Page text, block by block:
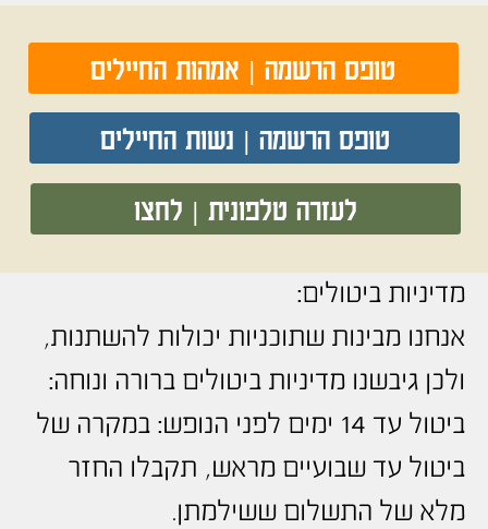
טופס הרשמה | אמהות החיילים
טופס הרשמה | נשות החיילים
לעזרה טלפונית | לחצו
מדיניות ביטולים:
אנחנו מבינות שתוכניות יכולות להשתנות,
ולכן גיבשנו מדיניות ביטולים ברורה ונוחה:
ביטול עד 14 ימים לפני הנופש: במקרה של
ביטול עד שבועיים מראש, תקבלו החזר
מלא של התשלום ששילמתן.